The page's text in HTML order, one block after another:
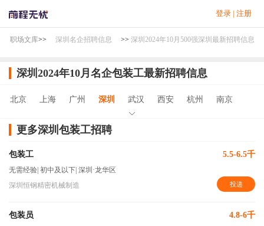
登录 | 注册
职场文库>> 深圳名企招聘信息 >> 深圳2024年10月500强深圳最新招聘信息
深圳2024年10月名企包装工最新招聘信息
北京 上海 广州 深圳 武汉 西安 杭州 南京
更多深圳包装工招聘
包装工 5.5-6.5千
无需经验 初中及以下 深圳·龙华区
深圳恒钢精密机械制造
投递
包装员 4.8-6千